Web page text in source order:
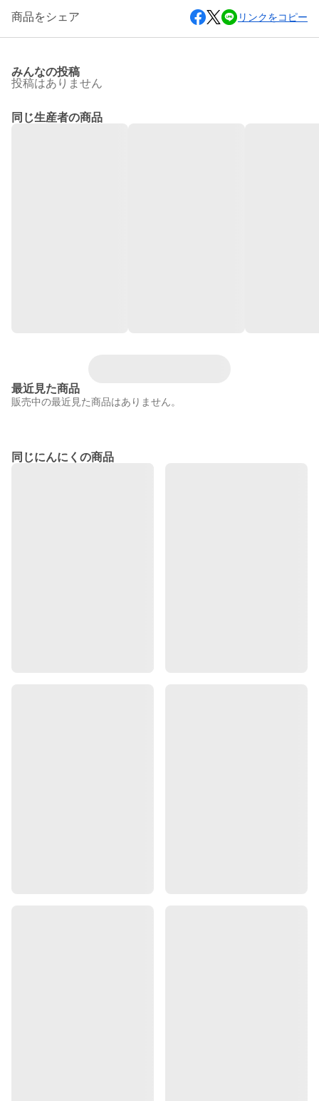
商品をシェア リンクをコピー
みんなの投稿
投稿はありません
同じ生産者の商品
最近見た商品
販売中の最近見た商品はありません。
同じにんにくの商品